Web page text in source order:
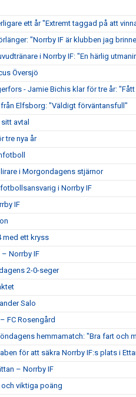
ett år "Extremt taggad på att
"Norrby IF är klubben jag
i Norrby IF: "En härlig
Översjö
- Jamie Bichis klar för tre år:
Elfsborg: "Väldigt förväntansfull"
avtal
tre nya år
i Morgondagens stjärnor
i Norrby IF
IF
med ett kryss
Norrby IF
2-0-seger
Salo
FC Rosengård
hemmamatch: "Bra fart och
för att säkra Norrby IF:s plats i
– Norrby IF
viktiga poäng